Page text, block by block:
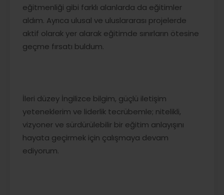
eğitmenliği gibi farklı alanlarda da eğitimler
aldım. Ayrıca ulusal ve uluslararası projelerde
aktif olarak yer alarak eğitimde sınırların ötesine
geçme fırsatı buldum.
İleri düzey İngilizce bilgim, güçlü iletişim
yeteneklerim ve liderlik tecrübemle; nitelikli,
vizyoner ve sürdürülebilir bir eğitim anlayışını
hayata geçirmek için çalışmaya devam
ediyorum.